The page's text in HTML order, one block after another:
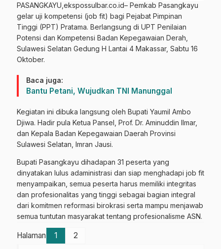
PASANGKAYU,ekspossulbar.co.id– Pemkab Pasangkayu
gelar uji kompetensi (job fit) bagi Pejabat Pimpinan
Tinggi (PPT) Pratama. Berlangsung di UPT Penilaian
Potensi dan Kompetensi Badan Kepegawaian Derah,
Sulawesi Selatan Gedung H Lantai 4 Makassar, Sabtu 16
Oktober.
Baca juga:
Bantu Petani, Wujudkan TNI Manunggal
Kegiatan ini dibuka langsung oleh Bupati Yaumil Ambo
Djiwa. Hadir pula Ketua Pansel, Prof. Dr. Aminuddin Ilmar,
dan Kepala Badan Kepegawaian Daerah Provinsi
Sulawesi Selatan, Imran Jausi.
Bupati Pasangkayu dihadapan 31 peserta yang
dinyatakan lulus adaministrasi dan siap menghadapi job fit
menyampaikan, semua peserta harus memiliki integritas
dan profesionalitas yang tinggi sebagai bagian integral
dari komitmen reformasi birokrasi serta mampu menjawab
semua tuntutan masyarakat tentang profesionalisme ASN.
Halaman 1 2